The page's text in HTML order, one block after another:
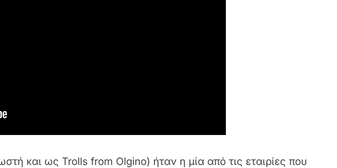
και ως Trolls from Olgino) ήταν η μία από τις εταιρίες που